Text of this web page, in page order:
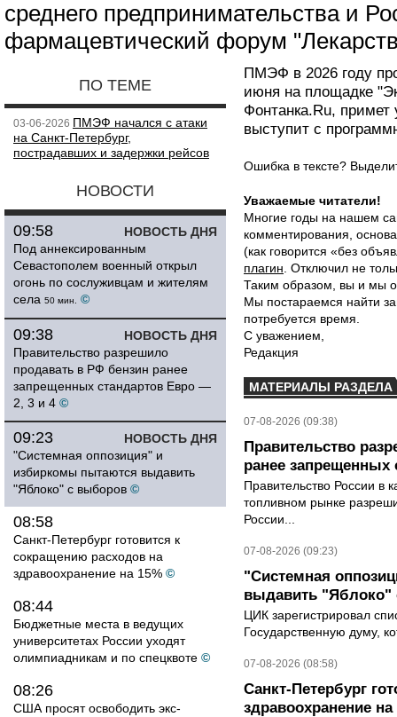
среднего предпринимательства и
фармацевтический форум
ПО ТЕМЕ
03-06-2026 ПМЭФ начался с атаки
на Санкт-Петербург,
пострадавших и задержки рейсов
НОВОСТИ
НОВОСТЬ ДНЯ
09:58
Под аннексированным
Севастополем военный открыл
огонь по сослуживцам и жителям
села 50 мин. ©
НОВОСТЬ ДНЯ
09:38
Правительство разрешило
продавать в РФ бензин ранее
запрещенных стандартов Евро —
2, 3 и 4 ©
НОВОСТЬ ДНЯ
09:23
"Системная оппозиция" и
избиркомы пытаются выдавить
"Яблоко" с выборов ©
08:58
Санкт-Петербург готовится к
сокращению расходов на
здравоохранение на 15% ©
08:44
Бюджетные места в ведущих
университетах России уходят
олимпиадникам и по спецквоте ©
08:26
США просят освободить экс-
ПМЭФ в 2026 году
июня на площадке
Фонтанка.Ru,
выступит с
Ошибка в тексте?
Уважаемые читатели!
Многие годы на нашем
комментирования,
(как говорится «без
плагин . Отключил не
Таким образом, вы и мы
Мы постараемся найти
потребуется время.
С уважением,
Редакция
МАТЕРИАЛЫ РАЗДЕЛА
07-08-2026 (09:38)
Правительство
ранее запрещенных
Правительство России в
топливном рынке
России...
07-08-2026 (09:23)
"Системная
выдавить "Яблоко"
ЦИК зарегистрировал
Государственную думу,
07-08-2026 (08:58)
Санкт-Петербург
здравоохранение на